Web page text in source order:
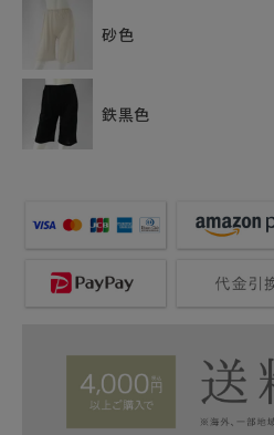
砂色
鉄黒色